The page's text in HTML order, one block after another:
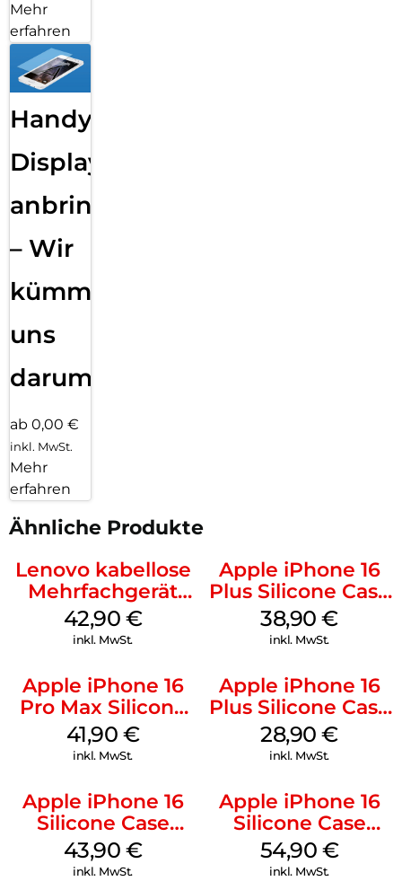
Mehr
erfahren
Handy
Displayfolie
anbringen
– Wir
kümmern
uns
darum!
ab 0,00 €
inkl. MwSt.
Mehr
erfahren
Ähnliche Produkte
Lenovo kabellose
Mehrfachgerät
Luna Grey
42,90 €
inkl. MwSt.
Apple iPhone 16
Plus Silicone Case
MagSafe Denim
38,90€
inkl. MwSt.
Apple iPhone 16
Pro Max Silicone
Case MagSafe
Ultramarine
41,90 €
inkl. MwSt.
Apple iPhone 16
Plus Silicone Case
MagSafe Black
28,90€
inkl. MwSt.
Apple iPhone 16
Silicone Case
MagSafe Plum
43,90 €
inkl. MwSt.
Apple iPhone 16
Silicone Case
MagSafe Black
54,90 €
inkl. MwSt.